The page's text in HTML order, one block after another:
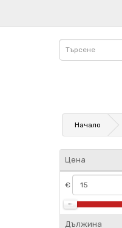
Начало
Цена
€
Дължина